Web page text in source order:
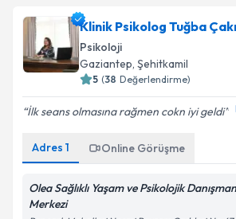
bilgilendireceğiz.
E-posta Adresiniz
Metni'ni okudum ve kişisel
kapsamda işlenmesini kabul
Klinik Psikolog Tuğba
Psikoloji
Gaziantep, Şehitkamil
5 (38 Değerlendirme)
İlk seans olmasına rağmen cokn iyi geldi
Adres 1 Online Görüşme
Olea Sağlıklı Yaşam ve Psikolojik
Merkezi